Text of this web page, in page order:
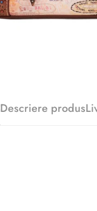
Descriere produs